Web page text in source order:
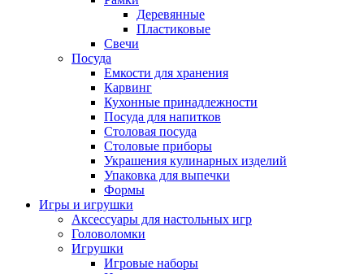
Деревянные
Пластиковые
Свечи
Посуда
Емкости для хранения
Карвинг
Кухонные принадлежности
Посуда для напитков
Столовая посуда
Столовые приборы
Украшения кулинарных изделий
Упаковка для выпечки
Формы
Игры и игрушки
Аксессуары для настольных игр
Головоломки
Игрушки
Игровые наборы